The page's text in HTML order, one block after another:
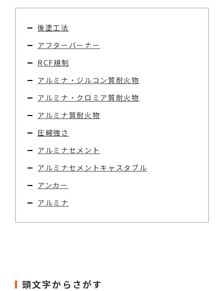
後塗工法
アフターバーナー
RCF規制
アルミナ・ジルコン質耐火物
アルミナ・クロミア質耐火物
アルミナ質耐火物
圧縮強さ
アルミナセメント
アルミナセメントキャスタブル
アンカー
アルミナ
頭文字からさがす